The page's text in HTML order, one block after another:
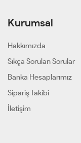
Kurumsal
Hakkımızda
Sıkça Sorulan Sorular
Banka Hesaplarımız
Sipariş Takibi
İletişim